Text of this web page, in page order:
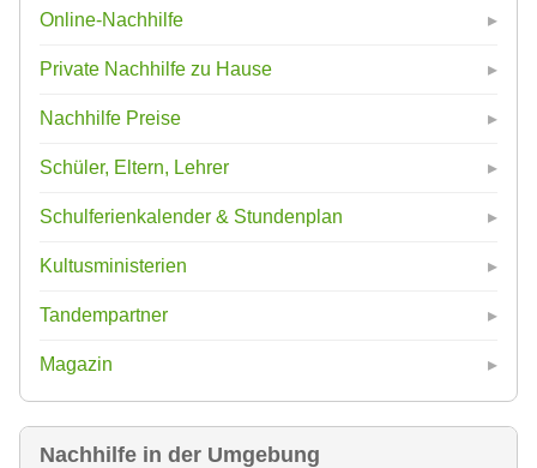
Online-Nachhilfe
Private Nachhilfe zu Hause
Nachhilfe Preise
Schüler, Eltern, Lehrer
Schulferienkalender & Stundenplan
Kultusministerien
Tandempartner
Magazin
Nachhilfe in der Umgebung